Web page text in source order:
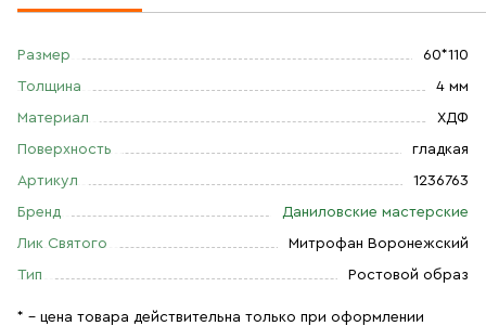
Размер 60*110
Толщина 4 мм
Материал ХДФ
Поверхность гладкая
Артикул 1236763
Бренд Даниловские мастерские
Лик Святого Митрофан Воронежский
Тип Ростовой образ
* – цена товара действительна только при оформлении